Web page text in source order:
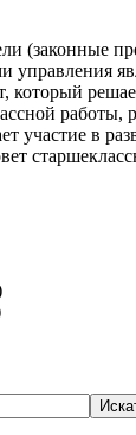
(законные
управления
который
работы,
участие в